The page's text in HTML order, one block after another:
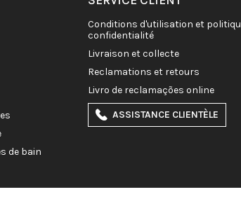
de bain
conditions d'utilisation et politique de
confidentialité
livraison et collecte
reclamations et retours
livro de reclamações online
ASSISTANCE CLIENTÈLE